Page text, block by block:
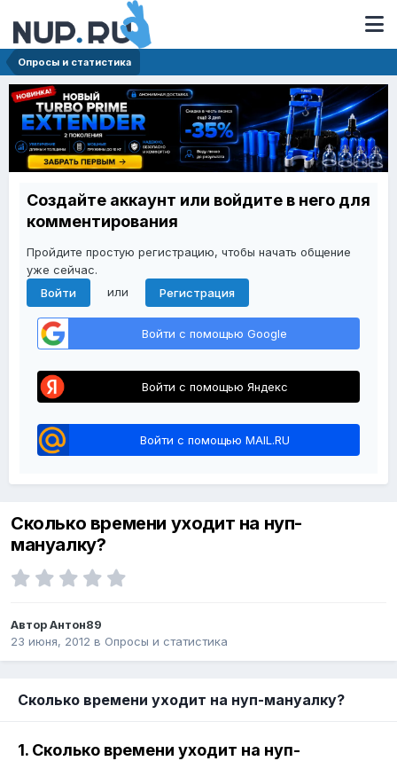
Опросы и статистика
Создайте аккаунт или войдите в него для
комментирования
Пройдите простую регистрацию, чтобы начать общение
уже сейчас.
Войти
или Регистрация
Войти с помощью Google
Войти с помощью Яндекс
Войти с помощью MAIL.RU
Сколько времени уходит на нуп-
мануалку?
Автор Антон89
23 июня, 2012 в Опросы и статистика
Сколько времени уходит на нуп-мануалку?
1. Сколько времени уходит на нуп-